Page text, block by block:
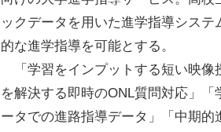
ックデータを用いた進学指導シス
的な進学指導を可能とする。
「学習をインプットする短い映像
を解決する即時のONL質問対応」
ータでの進路指導データ」「中期